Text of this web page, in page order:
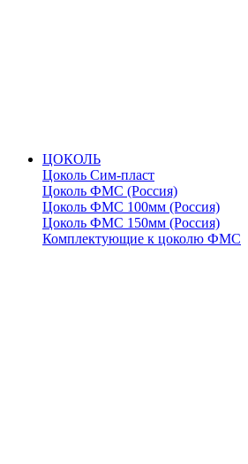
ЦОКОЛЬ
Цоколь Сим-пласт
Цоколь ФМС (Россия)
Цоколь ФМС 100мм (Россия)
Цоколь ФМС 150мм (Россия)
Комплектующие к цоколю ФМС